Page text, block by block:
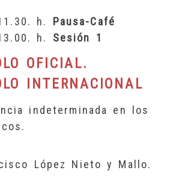
h. Pausa-Café
h.
Sesión 1
OFICIAL.
INTERNACIONAL
indeterminada en los
López Nieto y Mallo.